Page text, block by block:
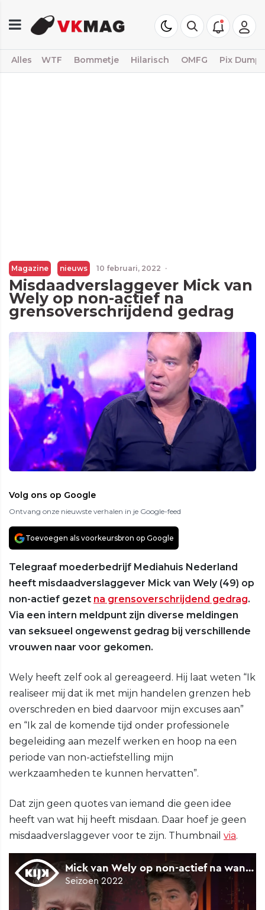
Alles WTF Bommetje Hilarisch OMFG Pix Dump
Magazine nieuws 10 februari, 2022 ·
Misdaadverslaggever Mick van
Wely op non-actief na
grensoverschrijdend gedrag
Volg ons op Google
Ontvang onze nieuwste verhalen in je Google-feed
Toevoegen als voorkeursbron op Google
Telegraaf moederbedrijf Mediahuis Nederland
heeft misdaadverslaggever Mick van Wely (49) op
non-actief gezet na grensoverschrijdend gedrag.
Via een intern meldpunt zijn diverse meldingen
van seksueel ongewenst gedrag bij verschillende
vrouwen naar voor gekomen.
Wely heeft zelf ook al gereageerd. Hij laat weten “Ik
realiseer mij dat ik met mijn handelen grenzen heb
overschreden en bied daarvoor mijn excuses aan”
en “Ik zal de komende tijd onder professionele
begeleiding aan mezelf werken en hoop na een
periode van non-actiefstelling mijn
werkzaamheden te kunnen hervatten”.
Dat zijn geen quotes van iemand die geen idee
heeft van wat hij heeft misdaan. Daar hoef je geen
misdaadverslaggever voor te zijn. Thumbnail via.